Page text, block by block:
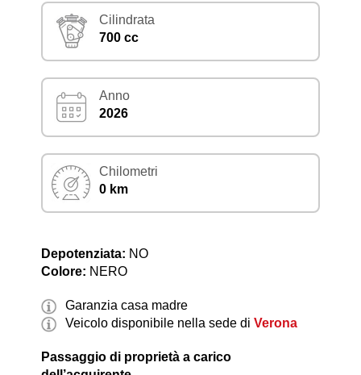
Cilindrata
700 cc
Anno
2026
Chilometri
0 km
Depotenziata: NO
Colore: NERO
Garanzia casa madre
Veicolo disponibile nella sede diVerona
Passaggio di proprietà a carico